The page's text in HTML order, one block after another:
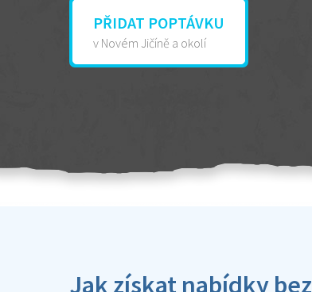
PŘIDAT POPTÁVKU
v Novém Jičíně a okolí
Jak získat nabídky bez